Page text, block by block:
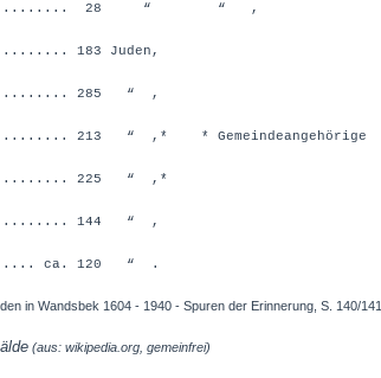
28 “ “ ,
183 Juden,
285 “ ,
213 “ ,* * Gemeindeangehörige
225 “ ,*
144 “ ,
ca. 120 “ .
in Wandsbek 1604 - 1940 - Spuren der Erinnerung, S. 140/141
(aus: wikipedia.org, gemeinfrei)